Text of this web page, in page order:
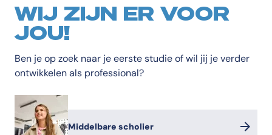
WIJ ZIJN ER VOOR
JOU!
Ben je op zoek naar je eerste studie of wil jij je verder
ontwikkelen als professional?
Middelbare scholier